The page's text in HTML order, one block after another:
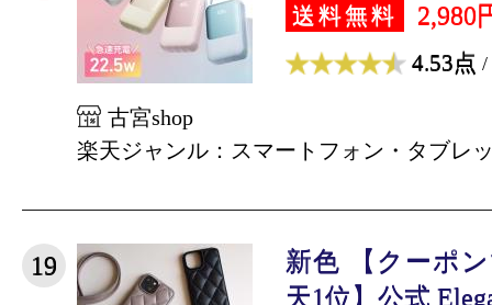
送料無料 2,980
4.53点 /
古宮shop
楽天ジャンル：スマートフォン・タブレ
19
新色 【クーポ
天1位】公式